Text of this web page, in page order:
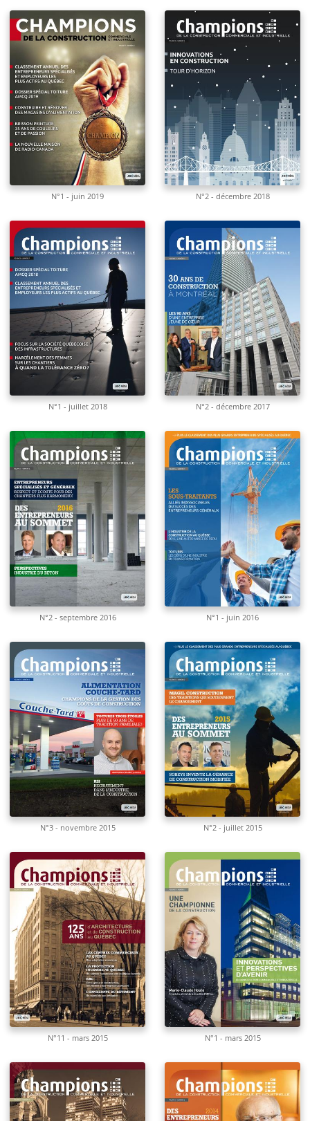
N°1 - juin 2019 N°2 - décembre 2018
N°1 - juillet 2018 N°2 - décembre 2017
N°2 - septembre 2016 N°1 - juin 2016
N°3 - novembre 2015 N°2 - juillet 2015
N°11 - mars 2015 N°1 - mars 2015